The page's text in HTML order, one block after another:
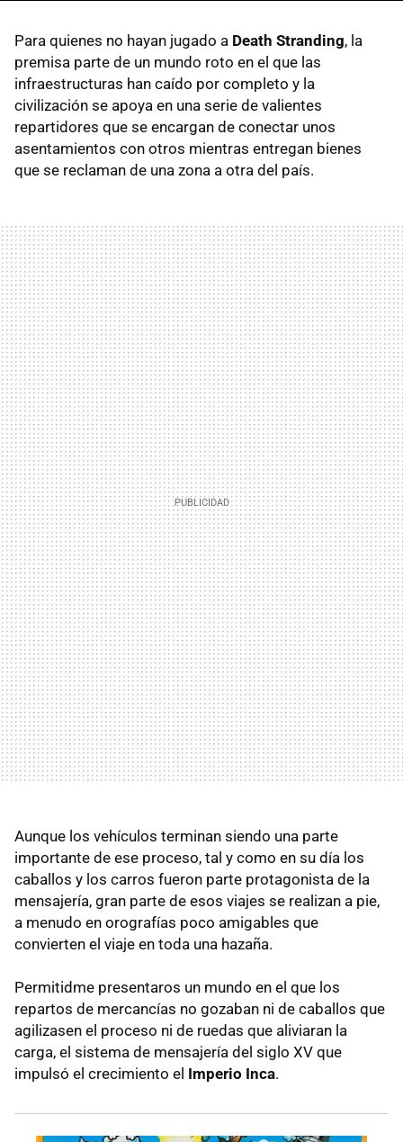
Para quienes no hayan jugado a Death Stranding, la
premisa parte de un mundo roto en el que las
infraestructuras han caído por completo y la
civilización se apoya en una serie de valientes
repartidores que se encargan de conectar unos
asentamientos con otros mientras entregan bienes
que se reclaman de una zona a otra del país.
Aunque los vehículos terminan siendo una parte
importante de ese proceso, tal y como en su día los
caballos y los carros fueron parte protagonista de la
mensajería, gran parte de esos viajes se realizan a pie,
a menudo en orografías poco amigables que
convierten el viaje en toda una hazaña.
Permitidme presentaros un mundo en el que los
repartos de mercancías no gozaban ni de caballos que
agilizasen el proceso ni de ruedas que aliviaran la
carga, el sistema de mensajería del siglo XV que
impulsó el crecimiento el Imperio Inca.